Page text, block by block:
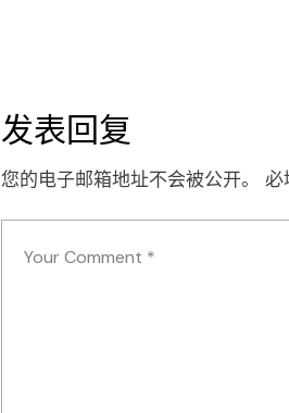
发表回复
您的电子邮箱地址不会被公开。 必